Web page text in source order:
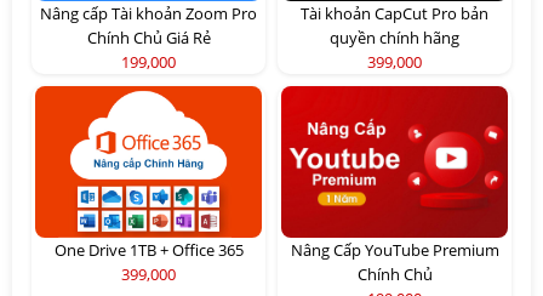
Nâng cấp Tài khoản Zoom Pro
Chính Chủ Giá Rẻ
199,000
Tài khoản CapCut Pro bản
quyền chính hãng
399,000
One Drive 1TB + Office 365
399,000
Nâng Cấp YouTube Premium
Chính Chủ